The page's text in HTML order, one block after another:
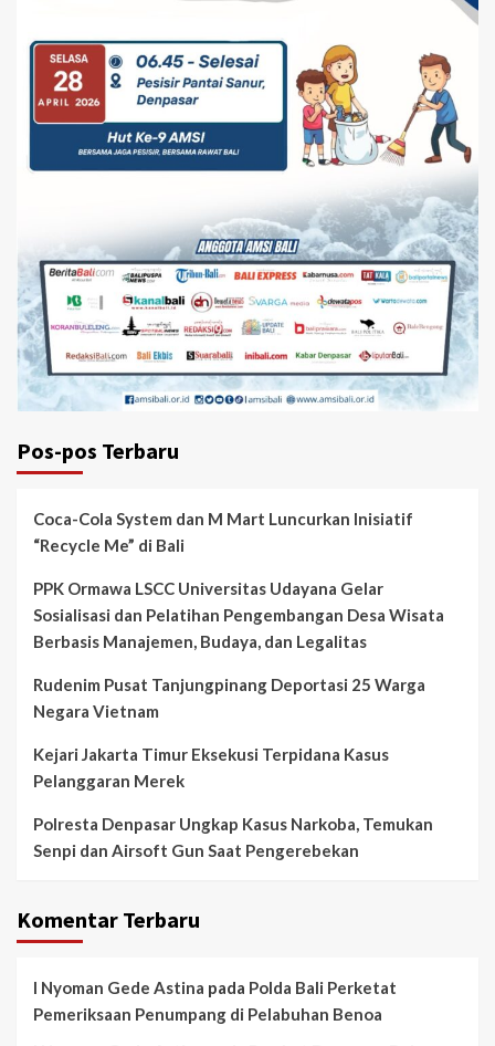
Pos-pos Terbaru
Coca-Cola System dan M Mart Luncurkan Inisiatif
“Recycle Me” di Bali
PPK Ormawa LSCC Universitas Udayana Gelar
Sosialisasi dan Pelatihan Pengembangan Desa Wisata
Berbasis Manajemen, Budaya, dan Legalitas
Rudenim Pusat Tanjungpinang Deportasi 25 Warga
Negara Vietnam
Kejari Jakarta Timur Eksekusi Terpidana Kasus
Pelanggaran Merek
Polresta Denpasar Ungkap Kasus Narkoba, Temukan
Senpi dan Airsoft Gun Saat Pengerebekan
Komentar Terbaru
I Nyoman Gede Astina pada Polda Bali Perketat
Pemeriksaan Penumpang di Pelabuhan Benoa